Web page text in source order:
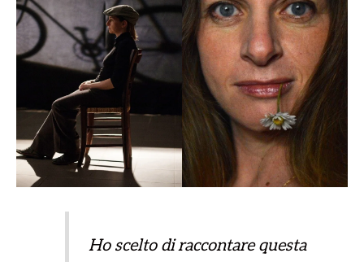
Ho scelto di raccontare questa